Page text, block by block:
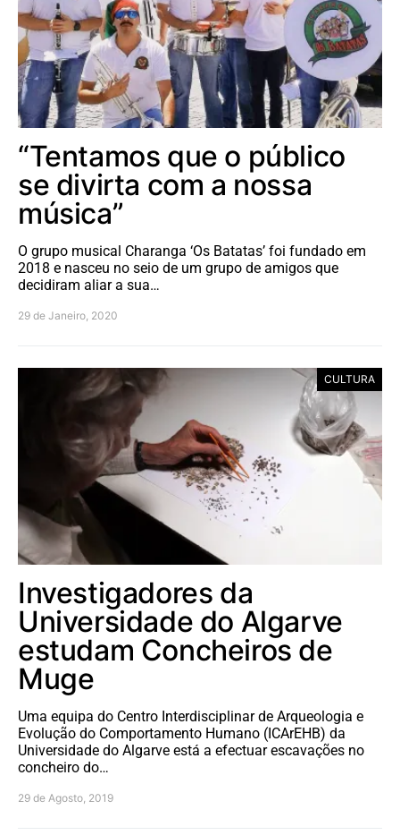
“Tentamos que o público
se divirta com a nossa
música”
O grupo musical Charanga ‘Os Batatas’ foi fundado em
2018 e nasceu no seio de um grupo de amigos que
decidiram aliar a sua…
29 de Janeiro, 2020
CULTURA
Investigadores da
Universidade do Algarve
estudam Concheiros de
Muge
Uma equipa do Centro Interdisciplinar de Arqueologia e
Evolução do Comportamento Humano (ICArEHB) da
Universidade do Algarve está a efectuar escavações no
concheiro do…
29 de Agosto, 2019